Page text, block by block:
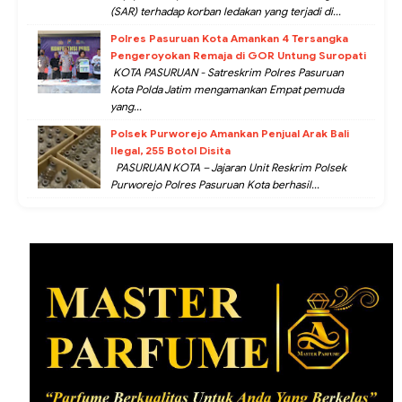
(SAR) terhadap korban ledakan yang terjadi di...
Polres Pasuruan Kota Amankan 4 Tersangka
Pengeroyokan Remaja di GOR Untung Suropati
KOTA PASURUAN - Satreskrim Polres Pasuruan
Kota Polda Jatim mengamankan Empat pemuda
yang...
Polsek Purworejo Amankan Penjual Arak Bali
Ilegal, 255 Botol Disita
PASURUAN KOTA – Jajaran Unit Reskrim Polsek
Purworejo Polres Pasuruan Kota berhasil...